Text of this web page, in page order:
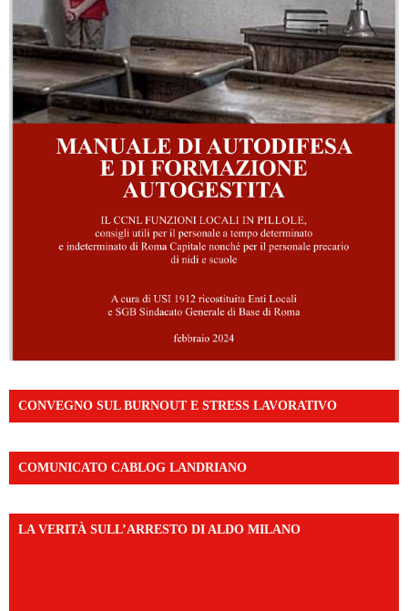
CONVEGNO SUL BURNOUT E STRESS LAVORATIVO
COMUNICATO CABLOG LANDRIANO
LA VERITÀ SULL’ARRESTO DI ALDO MILANO